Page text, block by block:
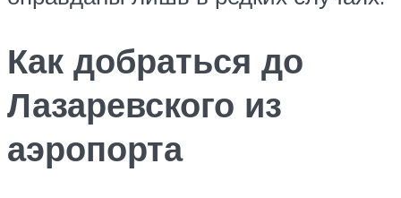
Как добраться до
Лазаревского из
аэропорта